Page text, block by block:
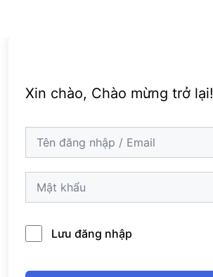
Xin chào, Chào mừng trở lại!
Lưu đăng nhập